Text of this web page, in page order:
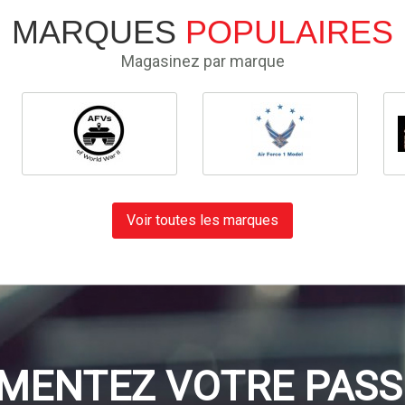
MARQUES POPULAIRES
Magasinez par marque
Voir toutes les marques
VOTRE